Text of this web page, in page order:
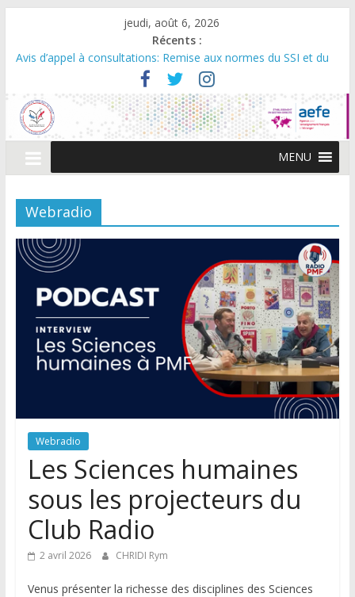
jeudi, août 6, 2026
Récents :
Décisions relevant du champs de compétence du directeur de
Avis d’appel à consultations: Remise aux normes du SSI et du
PPMS – Lycée PMF
Les manuels scolaires 2026-2027
Dates et horaires d‘ouverture de la caisse – Eté 2026
Cérémonie de remise des diplômes du Baccalauréat 2026 –
Promo Beguir
MENU
Webradio
Webradio
Les Sciences humaines
sous les projecteurs du
Club Radio
2 avril 2026 CHRIDI Rym
Venus présenter la richesse des disciplines des Sciences